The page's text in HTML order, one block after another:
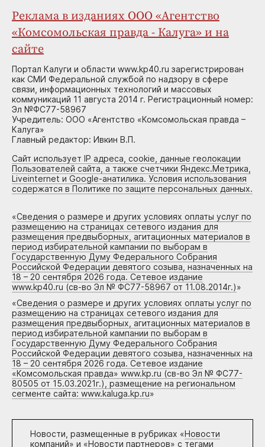
Реклама в изданиях ООО «Агентство
«Комсомольская правда - Калуга» и на
сайте
Портал Калуги и области www.kp40.ru зарегистрирован
как СМИ Федеральной службой по надзору в сфере
связи, информационных технологий и массовых
коммуникаций 11 августа 2014 г. Регистрационный номер:
Эл №ФС77-58967
Учредитель: ООО «Агентство «Комсомольская правда –
Калуга»
Главный редактор: Ивкин В.П.
Сайт использует IP адреса, cookie, данные геолокации
Пользователей сайта, а также счетчики Яндекс.Метрика,
Liveinternet и Google-анатилика. Условия использования
содержатся в Политике по защите персональных данных.
«Сведения о размере и других условиях оплаты услуг по
размещению на страницах сетевого издания для
размещения предвыборных, агитационных материалов в
период избирательной кампании по выборам в
Государственную Думу Федерального Собрания
Российской Федерации девятого созыва, назначенных на
18 – 20 сентября 2026 года. Сетевое издание
www.kp40.ru (св-во Эл № ФС77-58967 от 11.08.2014г.)»
«Сведения о размере и других условиях оплаты услуг по
размещению на страницах сетевого издания для
размещения предвыборных, агитационных материалов в
период избирательной кампании по выборам в
Государственную Думу Федерального Собрания
Российской Федерации девятого созыва, назначенных на
18 – 20 сентября 2026 года. Сетевое издание
«Комсомольская правда» www.kp.ru (св-во Эл № ФС77-
80505 от 15.03.2021г.), размещение на региональном
сегменте сайта: www.kaluga.kp.ru»
Новости, размещенные в рубриках «Новости
компаний» и «Новости партнеров» с тегами